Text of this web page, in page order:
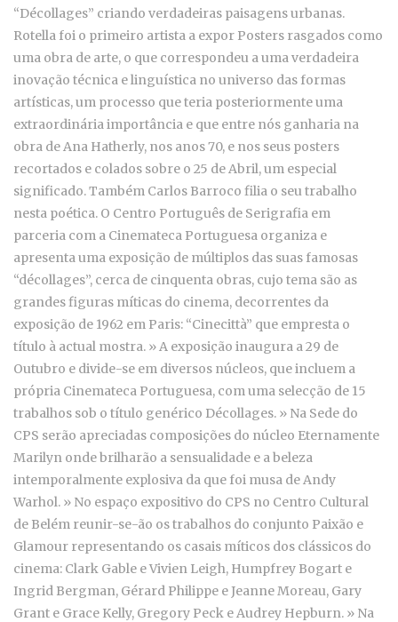
“Décollages” criando verdadeiras paisagens urbanas.
Rotella foi o primeiro artista a expor Posters rasgados como
uma obra de arte, o que correspondeu a uma verdadeira
inovação técnica e linguística no universo das formas
artísticas, um processo que teria posteriormente uma
extraordinária importância e que entre nós ganharia na
obra de Ana Hatherly, nos anos 70, e nos seus posters
recortados e colados sobre o 25 de Abril, um especial
significado. Também Carlos Barroco filia o seu trabalho
nesta poética. O Centro Português de Serigrafia em
parceria com a Cinemateca Portuguesa organiza e
apresenta uma exposição de múltiplos das suas famosas
“décollages”, cerca de cinquenta obras, cujo tema são as
grandes figuras míticas do cinema, decorrentes da
exposição de 1962 em Paris: “Cinecittà” que empresta o
título à actual mostra. » A exposição inaugura a 29 de
Outubro e divide-se em diversos núcleos, que incluem a
própria Cinemateca Portuguesa, com uma selecção de 15
trabalhos sob o título genérico Décollages. » Na Sede do
CPS serão apreciadas composições do núcleo Eternamente
Marilyn onde brilharão a sensualidade e a beleza
intemporalmente explosiva da que foi musa de Andy
Warhol. » No espaço expositivo do CPS no Centro Cultural
de Belém reunir-se-ão os trabalhos do conjunto Paixão e
Glamour representando os casais míticos dos clássicos do
cinema: Clark Gable e Vivien Leigh, Humpfrey Bogart e
Ingrid Bergman, Gérard Philippe e Jeanne Moreau, Gary
Grant e Grace Kelly, Gregory Peck e Audrey Hepburn. » Na